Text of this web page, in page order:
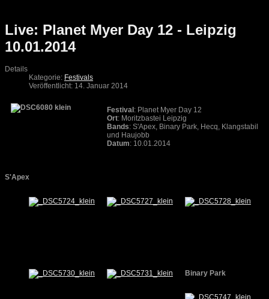
Live: Planet Myer Day 12 - Leipzig
10.01.2014
Details
Kategorie: Festivals
Veröffentlicht: 14. Januar 2014
Festival : Planet Myer Day 12
Ort: Moritzbastei Leipzig
Bands: S'Apex, Binary Park, Hecq, Klangstabil
und Haujobb
Datum: 10.01.2014
S'Apex
Binary Park